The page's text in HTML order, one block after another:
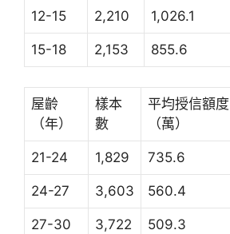
12-15 2,210 1,026.1
15-18 2,153 855.6
屋齡
（年）
樣本
數
平均授信額度
（萬）
21-24 1,829 735.6
24-27 3,603 560.4
27-30 3,722 509.3